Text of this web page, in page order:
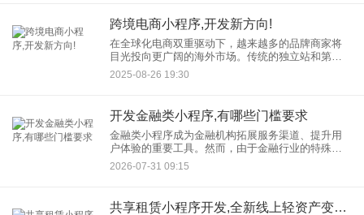
跨境电商小程序,开发新方向!
在全球化电商双重驱动下，越来越多的品牌商家将
目光投向更广阔的海外市场。传统的独立站和第三
方平台模式虽成熟，但获客成本高、用户粘性弱等
问题日益凸显。在此背景下，跨境电商小程序凭借
2025-08-26 19:30
开发金融类小程序,有哪些门槛要求
金融类小程序成为金融机构拓展服务渠道、提升用
户体验的重要工具。然而，由于金融行业的特殊性
和敏感性，开发金融类小程序并非易事，需要满足
一系列严格的门槛要求。本文将详细解析开发金融
2026-07-31 09:15
共享租赁小程序开发,全新线上轻资产变现项目